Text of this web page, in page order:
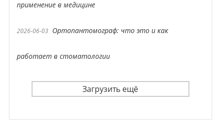
применение в медицине
2026-06-03 Ортопантомограф: что это и как
работает в стоматологии
Загрузить ещё